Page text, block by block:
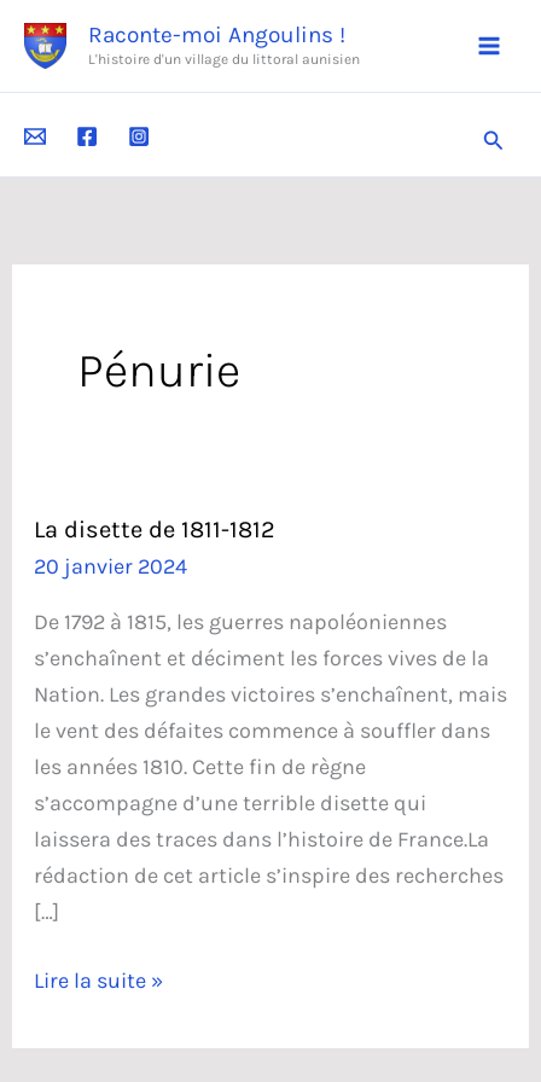
Aller
contenu
Raconte-moi Angoulins !
L'histoire d'un village du littoral aunisien
Pénurie
La disette de 1811-1812
20 janvier 2024
De 1792 à 1815, les guerres napoléoniennes
s’enchaînent et déciment les forces vives de la
Nation. Les grandes victoires s’enchaînent, mais
le vent des défaites commence à souffler dans
les années 1810. Cette fin de règne
s’accompagne d’une terrible disette qui
laissera des traces dans l’histoire de France.La
rédaction de cet article s’inspire des recherches
[…]
La
de
Lire la suite »